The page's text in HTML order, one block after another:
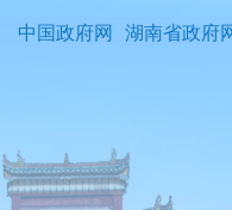
中国政府网 湖南省政府